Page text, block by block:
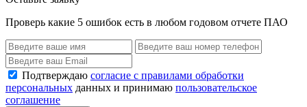
Проверь какие 5 ошибок есть в любом годовом отчете ПАО
Подтверждаю согласие с правилами обработки
персональных данных и принимаю пользовательское
соглашение